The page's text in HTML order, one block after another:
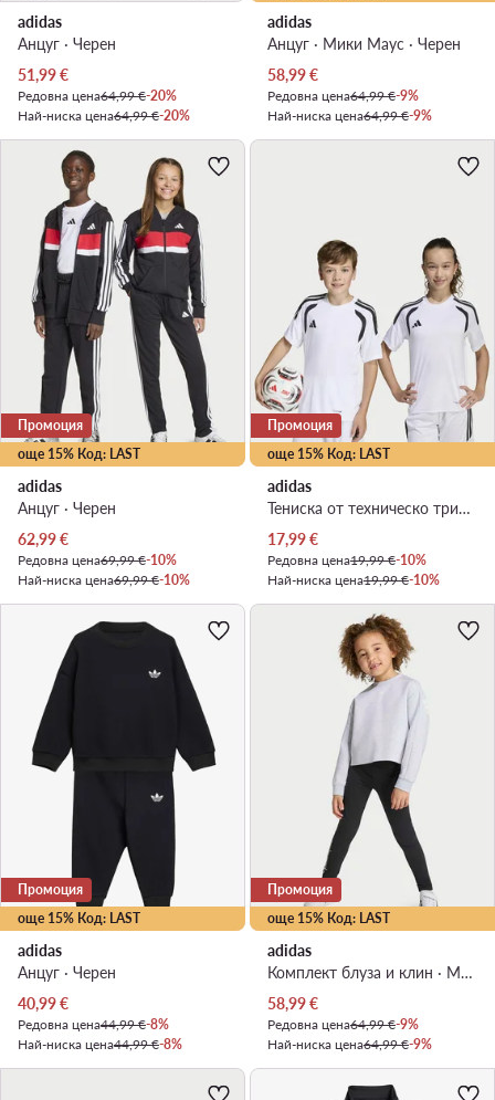
adidas
Анцуг · Черен
Актуална цена
51,99€
Редовна цена64,99 €-20%
Най-ниска цена64,99 €-20%
adidas
Анцуг · Мики Маус · Черен
Актуална цена
58,99€
Редовна цена64,99 €-9%
Най-ниска цена64,99 €-9%
още 15% Код: LAST
Промоция
adidas
Анцуг · Черен
Актуална цена
62,99€
Редовна цена69,99 €-10%
Най-ниска цена69,99 €-10%
още 15% Код: LAST
Промоция
adidas
Тениска от техническо трико · Бял
Актуална цена
17,99€
Редовна цена19,99 €-10%
Най-ниска цена19,99 €-10%
още 15% Код: LAST
Промоция
adidas
Анцуг · Черен
Актуална цена
40,99€
Редовна цена44,99 €-8%
Най-ниска цена44,99 €-8%
още 15% Код: LAST
Промоция
adidas
Комплект блуза и клин · Мини Маус · Сив
Актуална цена
58,99€
Редовна цена64,99 €-9%
Най-ниска цена64,99 €-9%